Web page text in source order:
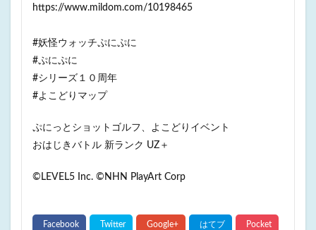
https://www.mildom.com/10198465
#妖怪ウォッチぷにぷに
#ぷにぷに
#シリーズ１０周年
#よこどりマップ
ぷにっとショットゴルフ、よこどりイベント
おはじきバトル 新ランク UZ＋
©LEVEL5 Inc. ©NHN PlayArt Corp